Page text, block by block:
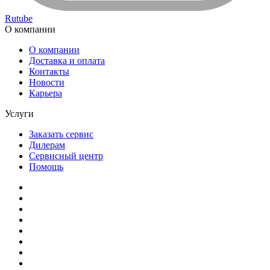
Rutube
О компании
О компании
Доставка и оплата
Контакты
Новости
Карьера
Услуги
Заказать сервис
Дилерам
Сервисный центр
Помощь